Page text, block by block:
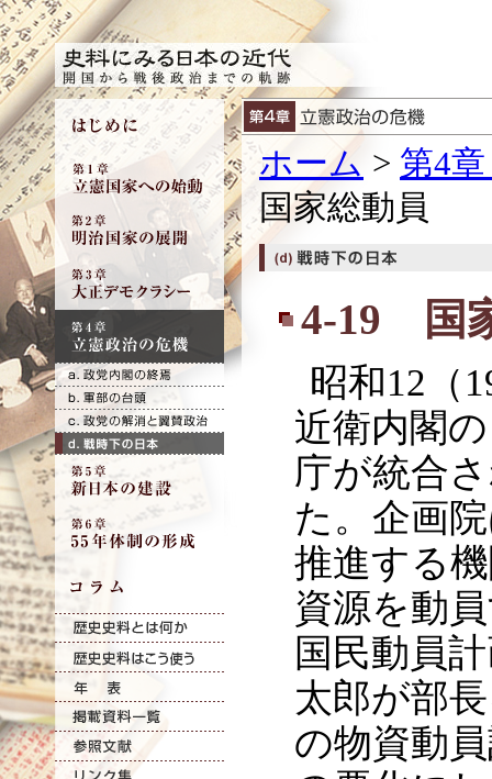
ホーム > 第4
国家総動員
4-19 国
昭和12（
近衛内閣
庁が統合
た。企画
推進する
資源を動
国民動員
太郎が部
の物資動